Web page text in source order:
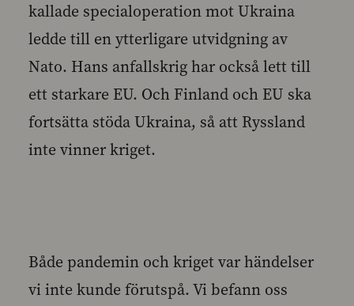
kallade specialoperation mot Ukraina
ledde till en ytterligare utvidgning av
Nato. Hans anfallskrig har också lett till
ett starkare EU. Och Finland och EU ska
fortsätta stöda Ukraina, så att Ryssland
inte vinner kriget.
Både pandemin och kriget var händelser
vi inte kunde förutspå. Vi befann oss